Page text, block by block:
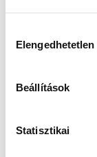
kiválasztása
Elengedhetetlen
Beállítások
Statisztikai